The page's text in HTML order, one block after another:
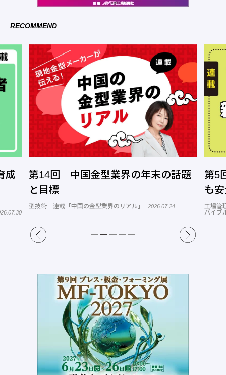
RECOMMEND
題
第5回 改善のスキル育成④ 今より
も安全につくれるスキルを高める
工場管理 連載「リーダーに捧ぐZ世代の新人育成
第1
社
工場管
を防止